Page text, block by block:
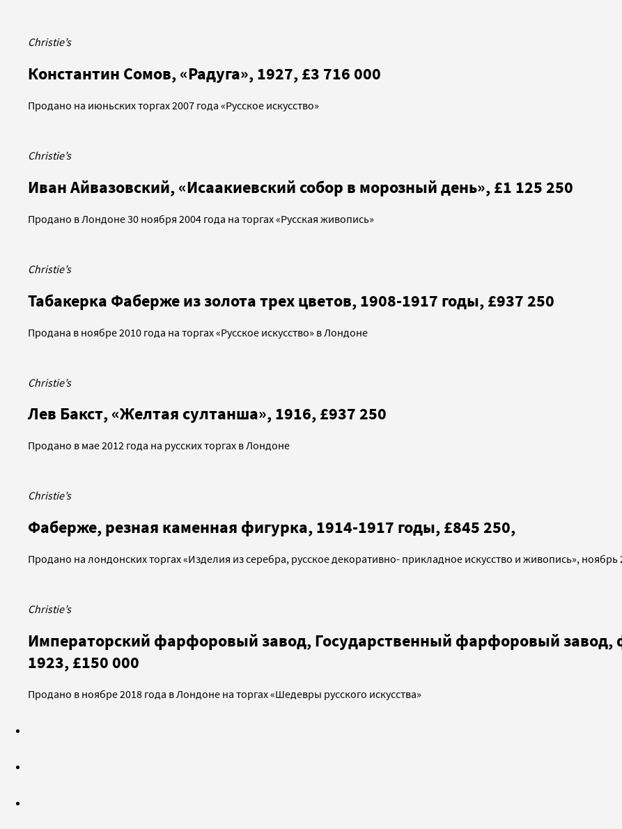
Christie’s
Константин Сомов, «Радуга», 1927, £3 716 000
Продано на июньских торгах 2007 года «Русское искусство»
Christie’s
Иван Айвазовский, «Исаакиевский собор в морозный день», £1 125 250
Продано в Лондоне 30 ноября 2004 года на торгах «Русская живопись»
Christie’s
Табакерка Фаберже из золота трех цветов, 1908-1917 годы, £937 250
Продана в ноябре 2010 года на торгах «Русское искусство» в Лондоне
Christie’s
Лев Бакст, «Желтая султанша», 1916, £937 250
Продано в мае 2012 года на русских торгах в Лондоне
Christie’s
Фаберже, резная каменная фигурка, 1914-1917 годы, £845 250,
Продано на лондонских торгах «Изделия из серебра, русское декоративно- прикладное искусство и живопись», ноябрь
Christie’s
Императорский фарфоровый завод, Государственный фарфоровый завод,
1923, £150 000
Продано в ноябре 2018 года в Лондоне на торгах «Шедевры русского искусства»